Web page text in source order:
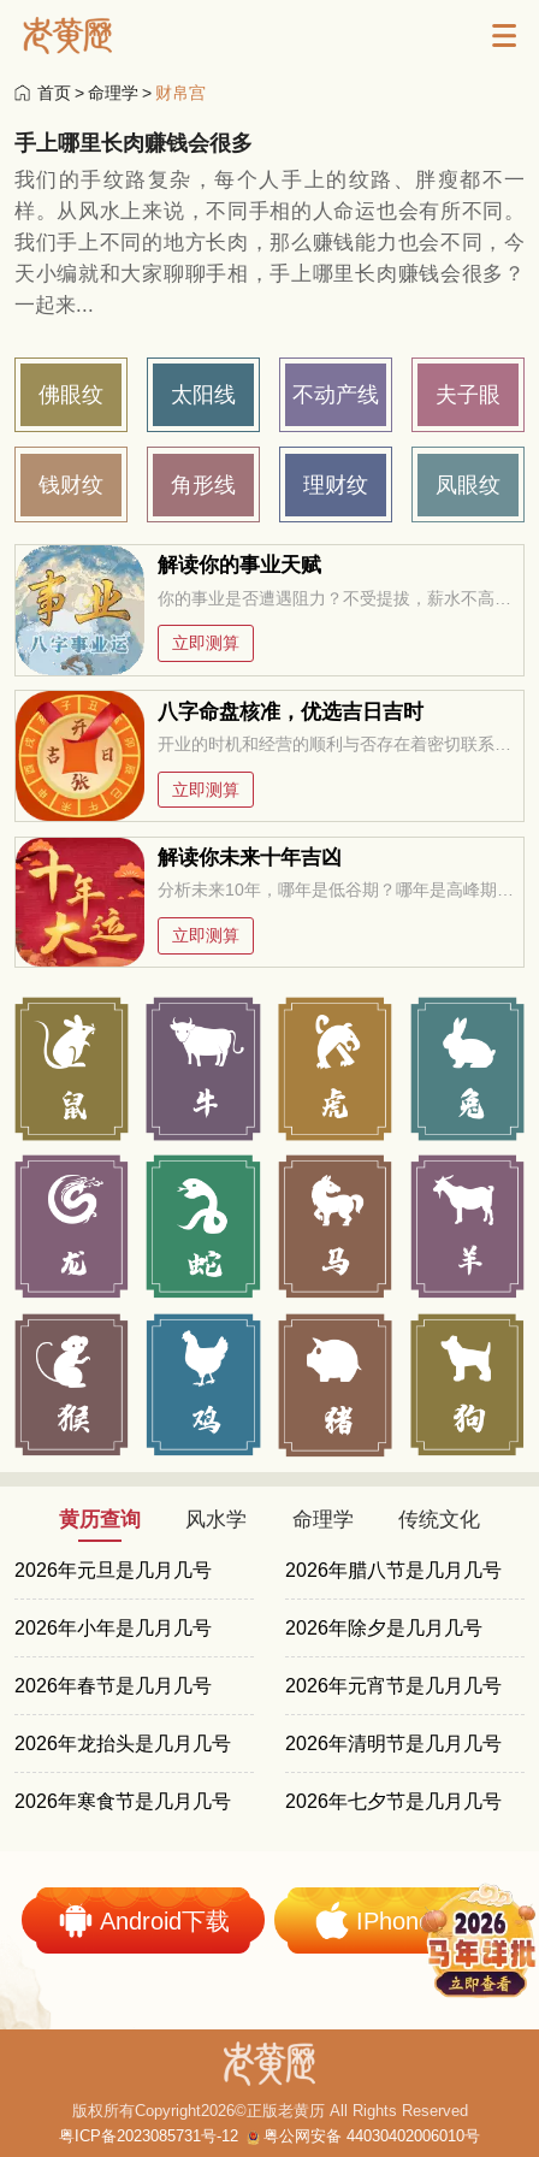
首页>命理学> 财帛宫
手上哪里长肉赚钱会很多
我们的手纹路复杂，每个人手上的纹路、胖瘦都不一
样。从风水上来说，不同手相的人命运也会有所不同。
我们手上不同的地方长肉，那么赚钱能力也会不同，今
天小编就和大家聊聊手相，手上哪里长肉赚钱会很多？
一起来...
佛眼纹 太阳线 不动产线 夫子眼
钱财纹 角形线 理财纹 凤眼纹
解读你的事业天赋
立即测算
八字命盘核准，优选吉日吉时
立即测算
解读你未来十年吉凶
分析未来10年，哪年是低谷期？哪年是高峰期？低谷期如何过度？高峰期如何进取？
立即测算
黄历查询 风水学 命理学 传统文化
2026年元旦是几月几号 2026年腊八节是几月几号
2026年小年是几月几号 2026年除夕是几月几号
2026年春节是几月几号 2026年元宵节是几月几号
2026年龙抬头是几月几号 2026年清明节是几月几号
2026年寒食节是几月几号 2026年七夕节是几月几号
Android下载 IPhone下载
版权所有Copyright2026©正版老黄历 All Rights Reserved
粤ICP备2023085731号-12
粤公网安备 44030402006010号